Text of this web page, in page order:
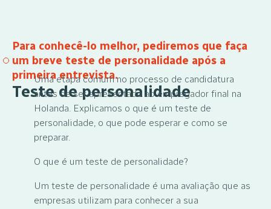
Para conhecê-lo melhor, pediremos que faça
um breve teste de personalidade após a
primeira entrevista.
Teste de personalidade
Uma etapa comum no processo de candidatura
antes de ser apresentado ao empregador final na
Holanda. Explicamos o que é um teste de
personalidade, o que pode esperar e como se
preparar.
O que é um teste de personalidade?
Um teste de personalidade é uma avaliação que as
empresas utilizam para conhecer a sua